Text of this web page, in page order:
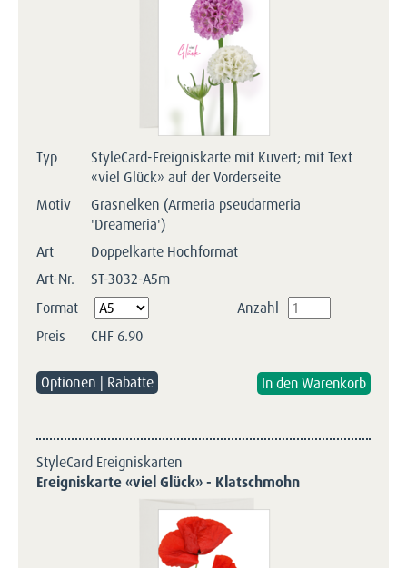
Typ
StyleCard-Ereigniskarte mit Kuvert; mit Text
«viel Glück» auf der Vorderseite
Motiv
Grasnelken (Armeria pseudarmeria
'Dreameria')
Art
Doppelkarte Hochformat
Art-Nr.
ST-3032-A5m
Pflichtfeld
Format
Anzahl
Preis
CHF 6.90
Optionen | Rabatte
StyleCard Ereigniskarten
Ereigniskarte «viel Glück» - Klatschmohn